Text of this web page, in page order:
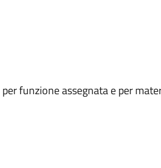
funzione assegnata e per